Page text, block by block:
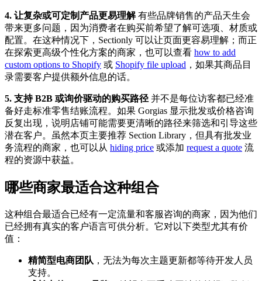
4. 让复杂或可定制产品更易理解有些品牌销售的产品天生会
带来更多问题，因为消费者在购买前希望了解可选项、材质或
配置。在这种情况下，Sectionly 可以让页面更容易理解；而正
在探索更高级个性化方案的商家，也可以查看 how to add
custom options to Shopify 或 Shopify file upload ，如果其商品目
录需要客户提供额外信息的话。
5. 支持 B2B 或询价驱动的购买路径 并不是每位访客都已经准
备好走标准零售结账流程。如果 Gorgias 显示批发或价格咨询
反复出现，说明店铺可能需要更清晰的路径来筛选和引导这些
潜在客户。虽然本页主要推荐 Section Library，但具有批发业
务流程的商家，也可以从 hiding price 或添加 request a quote 流
程的资源中获益。
哪些商家最适合这种组合
这种组合最适合已经有一定流量和客服咨询的商家，因为他们
已经拥有真实的客户语言可供分析。它对以下类型尤其有价
值：
精简型电商团队 ，无法为每次主题更新都等待开发人员
支持。